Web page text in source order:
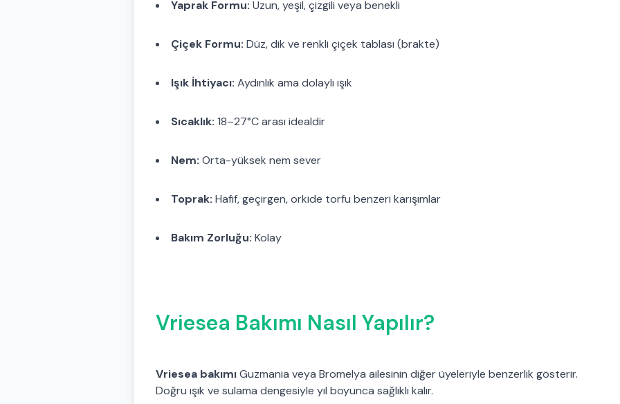
Yaprak Formu: Uzun, yeşil, çizgili veya benekli
Çiçek Formu: Düz, dik ve renkli çiçek tablası (brakte)
Işık İhtiyacı: Aydınlık ama dolaylı ışık
Sıcaklık: 18–27°C arası idealdir
Nem: Orta-yüksek nem sever
Toprak: Hafif, geçirgen, orkide torfu benzeri karışımlar
Bakım Zorluğu: Kolay
Vriesea Bakımı Nasıl Yapılır?
Vriesea bakımıGuzmania veya Bromelya ailesinin diğer üyeleriyle benzerlik gösterir.
Doğru ışık ve sulama dengesiyle yıl boyunca sağlıklı kalır.